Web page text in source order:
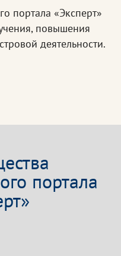
портала «Эксперт»
повышения
деятельности.
портала